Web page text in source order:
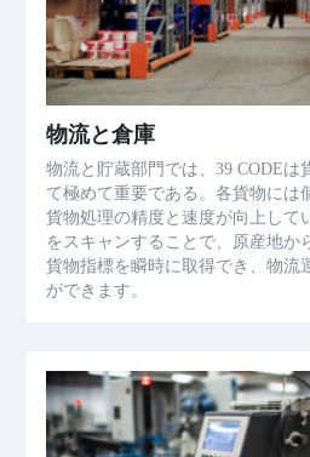
物流と倉庫
物流と貯蔵部門では、39 CODEは
て極めて重要である。各貨物には
貨物処理の精度と速度が向上して
をスキャンすることで、原産地か
貨物指標を瞬時に取得でき、物流
ができます。